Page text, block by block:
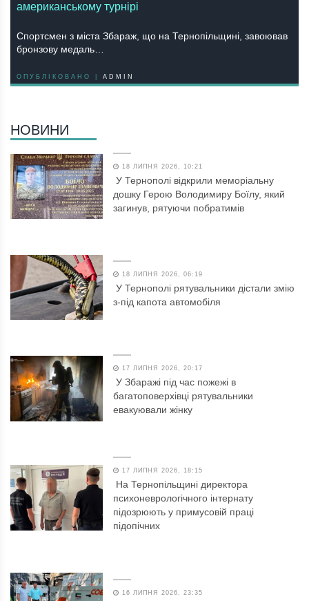
американському турнірі
Спортсмен з міста Збараж, що на Тернопільщині, завоював
бронзову медаль…
ОПУБЛІКОВАНО | ADMIN
НОВИНИ
18 ЛИПНЯ 2026, 10:21
У Тернополі відкрили меморіальну
дошку Герою Володимиру Боїлу, який
загинув, рятуючи побратимів
18 ЛИПНЯ 2026, 06:19
У Тернополі рятувальники дістали змію
з-під капота автомобіля
17 ЛИПНЯ 2026, 20:17
У Збаражі під час пожежі в
багатоповерхівці рятувальники
евакуювали жінку
17 ЛИПНЯ 2026, 18:15
На Тернопільщині директора
психоневрологічного інтернату
підозрюють у примусовій праці
підопічних
16 ЛИПНЯ 2026, 23:35